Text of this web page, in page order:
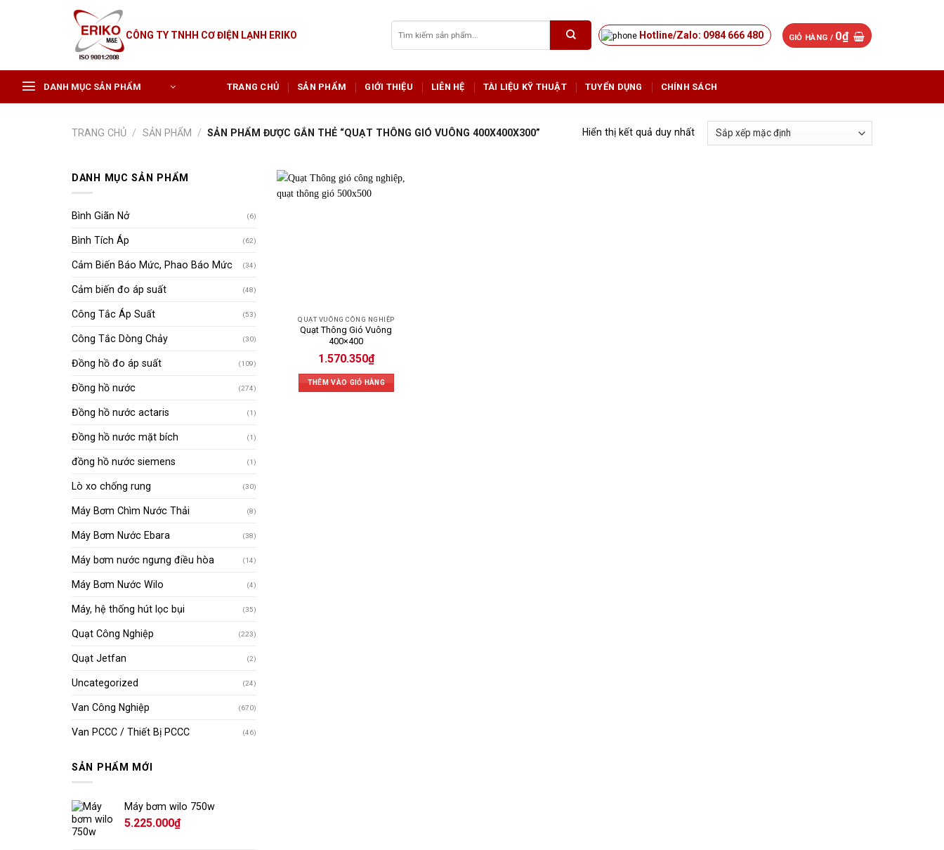
CÔNG TY TNHH CƠ ĐIỆN LẠNH ERIKO
kiếm:
Hotline/Zalo: 0984 666 480 GIỎ HÀNG / 0₫
DANH MỤC SẢN PHẨM TRANG CHỦ SẢN PHẨM GIỚI THIỆU LIÊN HỆ TÀI LIỆU KỸ THUẬT TUYỂN DỤNG CHÍNH SÁCH
TRANG CHỦ / SẢN PHẨM / SẢN PHẨM ĐƯỢC GẮN THẺ “QUẠT THÔNG GIÓ VUÔNG 400X400X300” Hiển thị kết quả duy nhất
DANH MỤC SẢN PHẨM
Bình Giãn Nở (6)
Bình Tích Áp (62)
Cảm Biến Báo Mức, Phao Báo Mức (34)
Cảm biến đo áp suất (48)
Công Tắc Áp Suất (53)
Công Tắc Dòng Chảy (30)
Đồng hồ đo áp suất (109)
Đồng hồ nước (274)
Đồng hồ nước actaris (1)
Đồng hồ nước mặt bích (1)
đồng hồ nước siemens (1)
Lò xo chống rung (30)
Máy Bơm Chìm Nước Thải (8)
Máy Bơm Nước Ebara (38)
Máy bơm nước ngưng điều hòa (14)
Máy Bơm Nước Wilo (4)
Máy, hệ thống hút lọc bụi (35)
Quạt Công Nghiệp (223)
Quạt Jetfan (2)
Uncategorized (24)
Van Công Nghiệp (670)
Van PCCC / Thiết Bị PCCC (46)
SẢN PHẨM MỚI
Máy bơm wilo 750w
5.225.000₫
QUẠT VUÔNG CÔNG NGHIỆP
Quạt Thông Gió Vuông
400×400
1.570.350₫
THÊM VÀO GIỎ HÀNG